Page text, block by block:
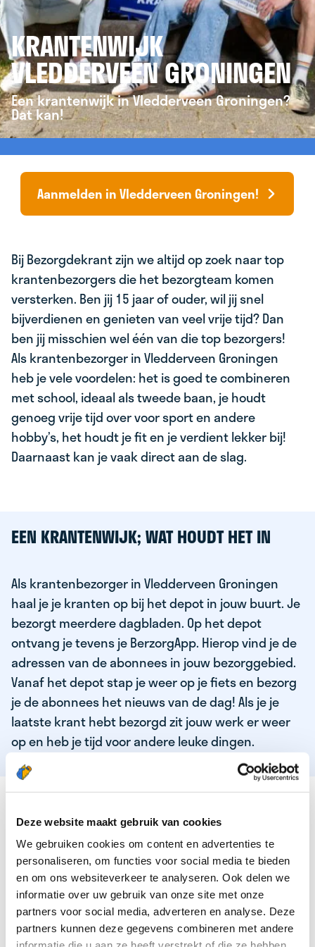
Deze website maakt gebruik van cookies
We gebruiken cookies om content en advertenties te
personaliseren, om functies voor social media te bieden
en om ons websiteverkeer te analyseren. Ook delen we
informatie over uw gebruik van onze site met onze
partners voor social media, adverteren en analyse. Deze
partners kunnen deze gegevens combineren met andere
KRANTENWIJK
VLEDDERVEEN GRONINGEN
Een krantenwijk in Vledderveen Groningen?
Dat kan!
Aanmelden in Vledderveen Groningen!
Bij Bezorgdekrant zijn we altijd op zoek naar top
krantenbezorgers die het bezorgteam komen
versterken. Ben jij 15 jaar of ouder, wil jij snel
bijverdienen en genieten van veel vrije tijd? Dan
ben jij misschien wel één van die top bezorgers!
Als krantenbezorger in Vledderveen Groningen
heb je vele voordelen: het is goed te combineren
met school, ideaal als tweede baan, je houdt
genoeg vrije tijd over voor sport en andere
hobby’s, het houdt je fit en je verdient lekker bij!
Daarnaast kan je vaak direct aan de slag.
EEN KRANTENWIJK; WAT HOUDT HET IN
Als krantenbezorger in Vledderveen Groningen
haal je je kranten op bij het depot in jouw buurt. Je
bezorgt meerdere dagbladen. Op het depot
ontvang je tevens je BerzorgApp. Hierop vind je de
adressen van de abonnees in jouw bezorggebied.
Vanaf het depot stap je weer op je fiets en bezorg
je de abonnees het nieuws van de dag! Als je je
laatste krant hebt bezorgd zit jouw werk er weer
op en heb je tijd voor andere leuke dingen.
DEZE KWALITEITEN HEEFT ONZE TOP
KRANTENBEZORGER
Je bent verantwoordelijk en zelfstandig
Je houdt van lekker bewegen in de frisse lucht
Je houdt vooral van fijn werk dat lekker bijverdient!
Je wordt blij van het bezorgen van het laatste nieuws